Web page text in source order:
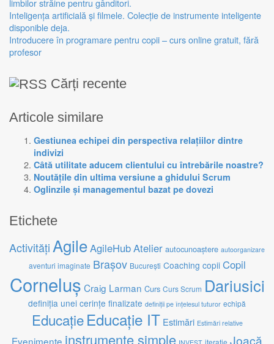
limbilor străine pentru gânditori.
Inteligența artificială și filmele. Colecție de instrumente inteligente
disponible deja.
Introducere în programare pentru copii – curs online gratuit, fără
profesor
Cărți recente
Articole similare
Gestiunea echipei din perspectiva relațiilor dintre
indivizi
Câtă utilitate aducem clientului cu întrebările noastre?
Noutățile din ultima versiune a ghidului Scrum
Oglinzile și managementul bazat pe dovezi
Etichete
Activități AgileAgileHubAtelier autocunoaștere autoorganizare
aventuri imaginate Brașov București Coaching copii Copil
Corneluș Craig Larman Curs Curs Scrum Dariusici
definiția unei cerințe finalizate definiții pe înțelesul tuturor echipă
Educație Educație IT Estimări Estimări relative
Evenimente instrumente simple iterație Joacă